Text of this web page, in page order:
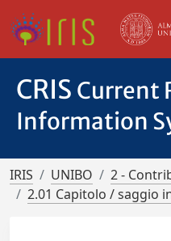
CRIS Current
Information
IRIS UNIBO
2 -
2.01 Capitolo / saggio